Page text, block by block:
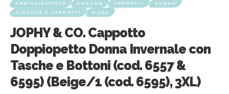
ABBIGLIAMENTO AMAZON CAPPOTTI
DONNA
GIACCHE E CAPPOTTI
MODA
JOPHY & CO. Cappotto
Doppiopetto Donna Invernale con
Tasche e Bottoni (cod. 6557 &
6595) (Beige/1 (cod. 6595), 3XL)